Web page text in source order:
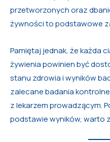
przetworzonych oraz
żywności to podstawowe
Pamiętaj jednak, że każda
żywienia powinien być
stanu zdrowia i wyników
zalecane badania
z lekarzem prowadzącym.
podstawie wyników, warto